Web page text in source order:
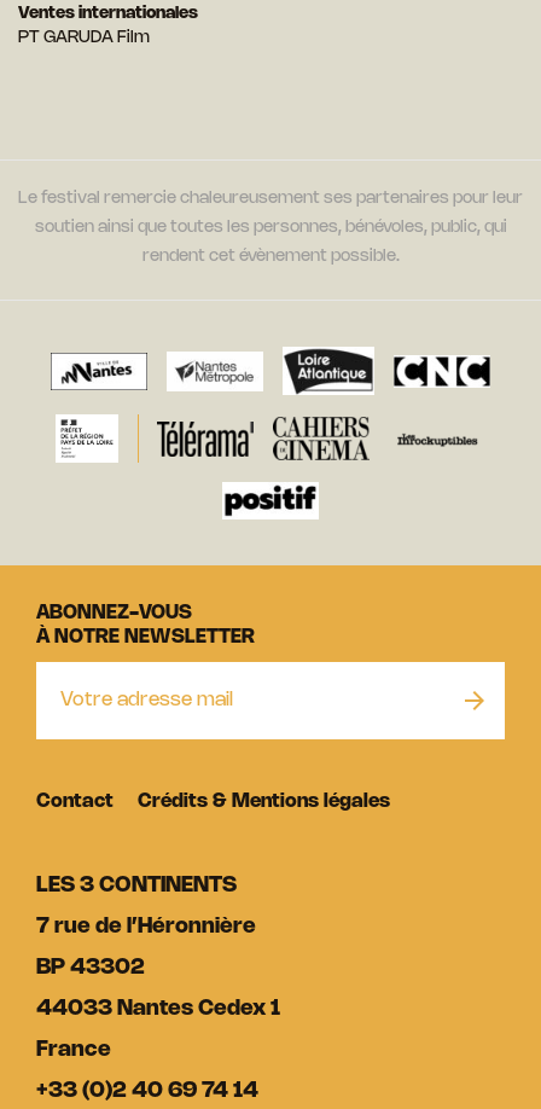
Ventes internationales
PT GARUDA Film
Le festival remercie chaleureusement ses partenaires pour leur
soutien ainsi que toutes les personnes, bénévoles, public, qui
rendent cet évènement possible.
LES 3 CONTINENTS
7 rue de l’Héronnière
BP 43302
44033 Nantes Cedex 1
France
+33 (0)2 40 69 74 14
ABONNEZ-VOUS
À NOTRE NEWSLETTER
Contact Crédits & Mentions légales